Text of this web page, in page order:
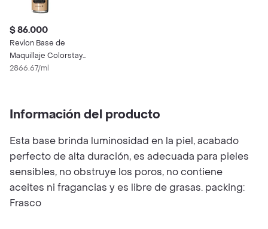
$ 86.000
Revlon Base de
Maquillaje Colorstay
Tono Medium Beige
2866.67/ml
Información del producto
Esta base brinda luminosidad en la piel, acabado
perfecto de alta duración, es adecuada para pieles
sensibles, no obstruye los poros, no contiene
aceites ni fragancias y es libre de grasas. packing:
Frasco